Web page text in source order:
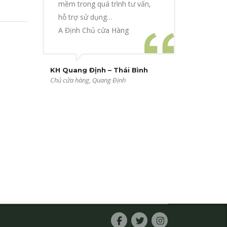
mềm trong quá trình tư vấn,
hỗ trợ sử dụng…
A Định Chủ cửa Hàng
KH Quang Định – Thái Bình
Chủ cửa hàng, Quang Định